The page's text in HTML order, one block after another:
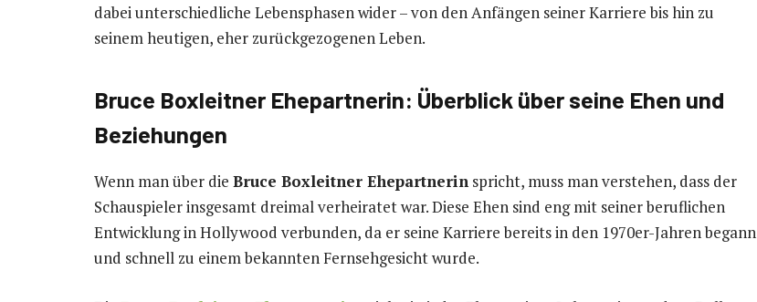
dabei unterschiedliche Lebensphasen wider – von den Anfängen seiner Karriere bis hin zu
seinem heutigen, eher zurückgezogenen Leben.
Bruce Boxleitner Ehepartnerin: Überblick über seine Ehen und
Beziehungen
Wenn man über die Bruce Boxleitner Ehepartnerin spricht, muss man verstehen, dass der
Schauspieler insgesamt dreimal verheiratet war. Diese Ehen sind eng mit seiner beruflichen
Entwicklung in Hollywood verbunden, da er seine Karriere bereits in den 1970er-Jahren begann
und schnell zu einem bekannten Fernsehgesicht wurde.